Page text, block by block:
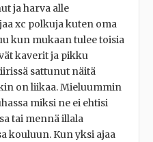
ja harva alle
xc polkuja kuten oma
kun mukaan tulee toisia
kaverit ja pikku
sattunut näitä
on liikaa. Mieluummin
miksi ne ei ehtisi
tai mennä illala
kouluun. Kun yksi ajaa